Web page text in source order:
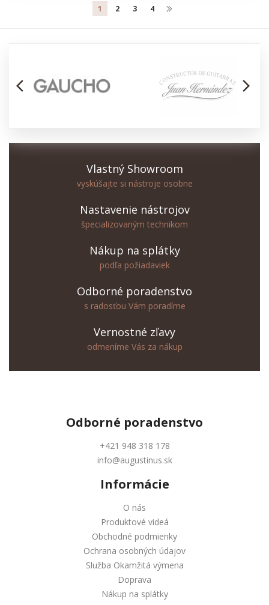
1 2 3 4
arrow_back_ios arrow_forward_ios
Vlastný Showroom
vyskúšajte si nástroje osobne
Nastavenie nástrojov
špecializovaným technikom
Nákup na splátky
podľa požiadaviek
Odborné poradenstvo
s radosťou Vám poradíme
Vernostné zľavy
odmeníme Vás za nákup
Odborné poradenstvo
+421 948 318 178
info@augustinus.sk
Informácie
O nás
Produktové videá
Obchodné podmienky
Ochrana osobných údajov
Služba Okamžitá výmena
Doprava
Nákup na splátky